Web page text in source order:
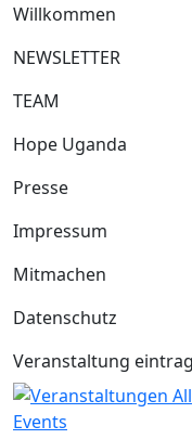
Willkommen
NEWSLETTER
TEAM
Hope Uganda
Presse
Impressum
Mitmachen
Datenschutz
Veranstaltung